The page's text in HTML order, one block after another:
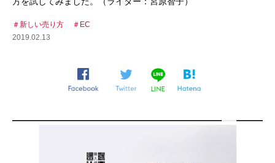
新しい売り方
EC
2019.02.13